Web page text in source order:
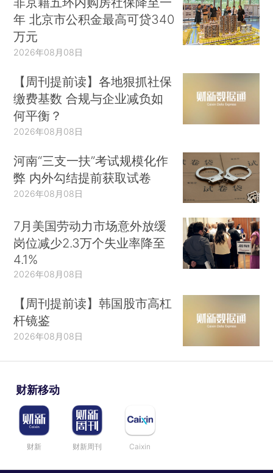
年 北京市公积金最高可贷340
万元
2026年08月08日
【周刊提前读】各地狠抓社保
缴费基数 合规与企业减负如
何平衡？
2026年08月08日
河南“三支一扶”考试规模化作
弊 内外勾结提前获取试卷
2026年08月08日
7月美国劳动力市场意外放缓
岗位减少2.3万个失业率降至
4.1%
2026年08月08日
【周刊提前读】韩国股市高杠
杆镜鉴
2026年08月08日
财新移动
财新 财新周刊 Caixin